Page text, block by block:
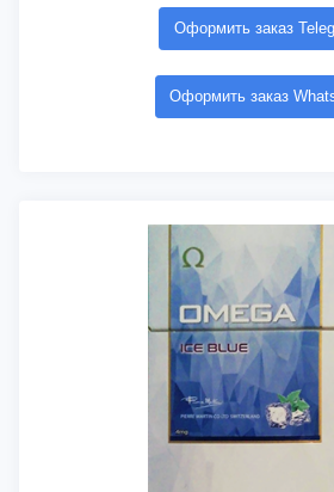
Оформить заказ
Оформить заказ